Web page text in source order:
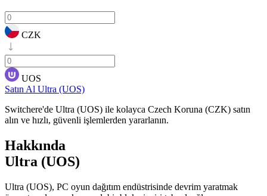
CZK
UOS
Satın Al Ultra (UOS)
Switchere'de Ultra (UOS) ile kolayca Czech Koruna (CZK) satın
alın ve hızlı, güvenli işlemlerden yararlanın.
Hakkında
Ultra (UOS)
Ultra (UOS), PC oyun dağıtım endüstrisinde devrim yaratmak